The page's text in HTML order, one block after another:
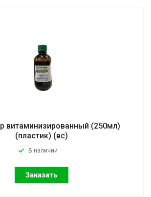
витаминизированный (250мл)
(пластик) (вс)
В наличии
Заказать